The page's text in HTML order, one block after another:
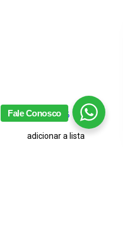
adicionar a lista
Fale Conosco